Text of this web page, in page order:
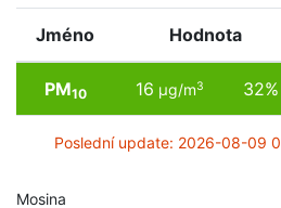
Jméno Hodnota
PM10 16 µg/m3 32%
Poslední update: 2026-08-09
Mosina